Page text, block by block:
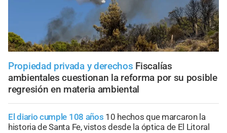
Propiedad privada y derechos Fiscalías
ambientales cuestionan la reforma por su posible
regresión en materia ambiental
El diario cumple 108 años 10 hechos que marcaron la
historia de Santa Fe, vistos desde la óptica de El Litoral